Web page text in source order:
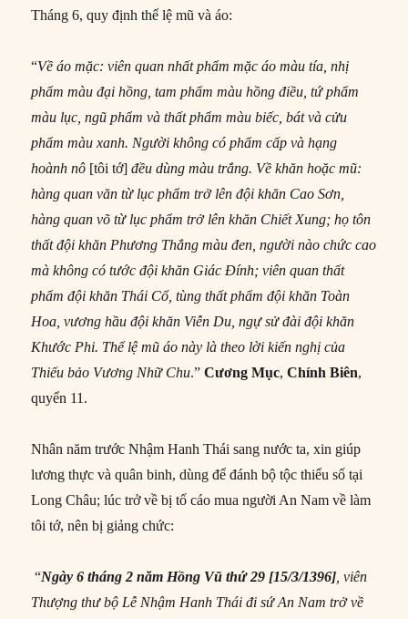
Tháng 6, quy định thể lệ mũ và áo:
“Về áo mặc: viên quan nhất phẩm mặc áo màu tía, nhị
phẩm màu đại hồng, tam phẩm màu hồng điều, tứ phẩm
màu lục, ngũ phẩm và thất phẩm màu biếc, bát và cửu
phẩm màu xanh. Người không có phẩm cấp và hạng
hoành nô [tôi tớ]đều dùng màu trắng. Về khăn hoặc mũ:
hàng quan văn từ lục phẩm trở lên đội khăn Cao Sơn,
hàng quan võ từ lục phẩm trở lên khăn Chiết Xung; họ tôn
thất đội khăn Phương Thắng màu đen, người nào chức cao
mà không có tước đội khăn Giác Đính; viên quan thất
phẩm đội khăn Thái Cổ, tùng thất phẩm đội khăn Toàn
Hoa, vương hầu đội khăn Viễn Du, ngự sử đài đội khăn
Khước Phi. Thể lệ mũ áo này là theo lời kiến nghị của
Thiếu bảo Vương Nhữ Chu.” Cương Mục,Chính Biên,
quyển 11.
Nhân năm trước Nhậm Hanh Thái sang nước ta, xin giúp
lương thực và quân binh, dùng để đánh bộ tộc thiểu số tại
Long Châu; lúc trở về bị tố cáo mua người An Nam về làm
tôi tớ, nên bị giảng chức:
“Ngày 6 tháng 2 năm Hồng Vũ thứ 29 [15/3/1396] , viên
Thượng thư bộ Lễ Nhậm Hanh Thái đi sứ An Nam trở về